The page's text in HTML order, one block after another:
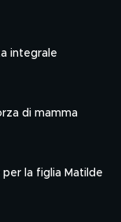
integrale
di mamma
per la figlia Matilde